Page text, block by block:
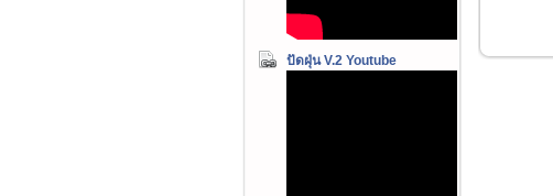
ปัดฝุ่น V.2 Youtube